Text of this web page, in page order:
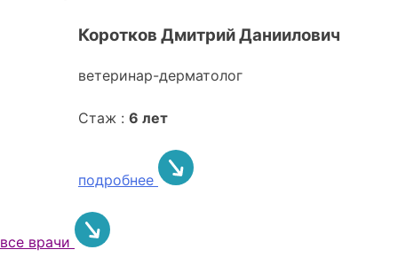
Коротков Дмитрий Даниилович
ветеринар-дерматолог
Стаж : 6 лет
подробнее
все врачи